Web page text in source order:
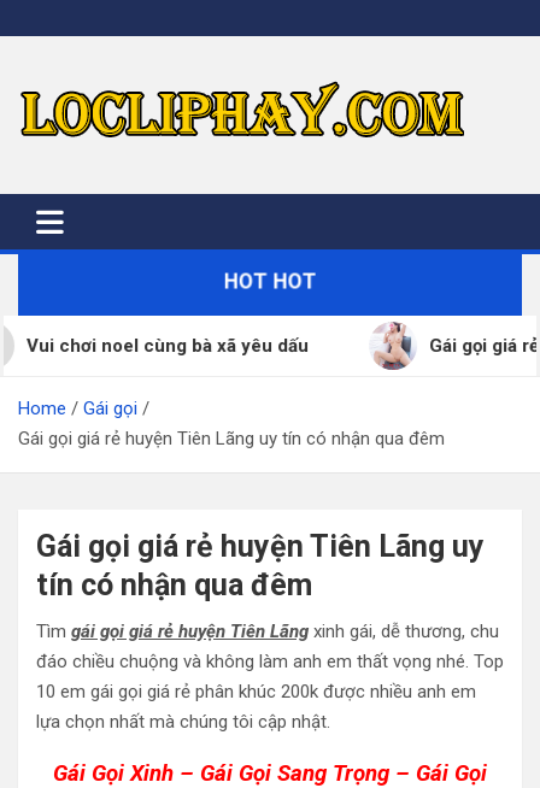
to
HOT HOT
chơi noel cùng bà xã yêu dấu Gái gọi giá rẻ
Home
Gái gọi
Gái gọi giá rẻ huyện Tiên Lãng uy tín có nhận qua đêm
Gái gọi giá rẻ huyện Tiên Lãng uy
tín có nhận qua đêm
Tìm gái gọi giá rẻ huyện Tiên Lãng xinh gái, dễ thương, chu
đáo chiều chuộng và không làm anh em thất vọng nhé. Top
10 em gái gọi giá rẻ phân khúc 200k được nhiều anh em
lựa chọn nhất mà chúng tôi cập nhật.
Gái Gọi Xinh – Gái Gọi Sang Trọng – Gái Gọi